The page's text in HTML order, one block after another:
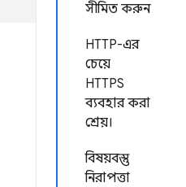
সীমিত করুন
HTTP-এর
চেয়ে
HTTPS
ব্যবহার করা
শ্রেয়।
বিষয়বস্তু
নিরাপত্তা